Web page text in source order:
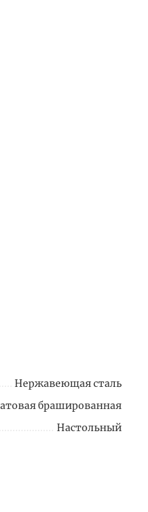
Нержавеющая сталь
брашированная
Настольный